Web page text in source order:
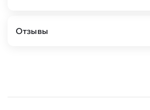
Отзывы